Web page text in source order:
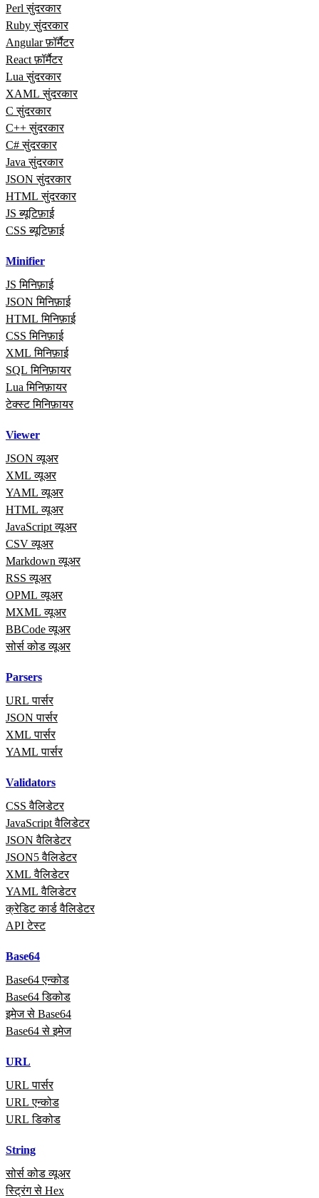
Perl सुंदरकार
Ruby सुंदरकार
Angular फ़ॉर्मैटर
React फ़ॉर्मैटर
Lua सुंदरकार
XAML सुंदरकार
C सुंदरकार
C++ सुंदरकार
C# सुंदरकार
Java सुंदरकार
JSON सुंदरकार
HTML सुंदरकार
JS ब्यूटिफ़ाई
CSS ब्यूटिफ़ाई
Minifier
JS मिनिफ़ाई
JSON मिनिफ़ाई
HTML मिनिफ़ाई
CSS मिनिफ़ाई
XML मिनिफ़ाई
SQL मिनिफ़ायर
Lua मिनिफ़ायर
टेक्स्ट मिनिफ़ायर
Viewer
JSON व्यूअर
XML व्यूअर
YAML व्यूअर
HTML व्यूअर
JavaScript व्यूअर
CSV व्यूअर
Markdown व्यूअर
RSS व्यूअर
OPML व्यूअर
MXML व्यूअर
BBCode व्यूअर
सोर्स कोड व्यूअर
Parsers
URL पार्सर
JSON पार्सर
XML पार्सर
YAML पार्सर
Validators
CSS वैलिडेटर
JavaScript वैलिडेटर
JSON वैलिडेटर
JSON5 वैलिडेटर
XML वैलिडेटर
YAML वैलिडेटर
क्रेडिट कार्ड वैलिडेटर
API टेस्ट
Base64
Base64 एन्कोड
Base64 डिकोड
इमेज से Base64
Base64 से इमेज
URL
URL पार्सर
URL एन्कोड
URL डिकोड
String
सोर्स कोड व्यूअर
स्ट्रिंग से Hex